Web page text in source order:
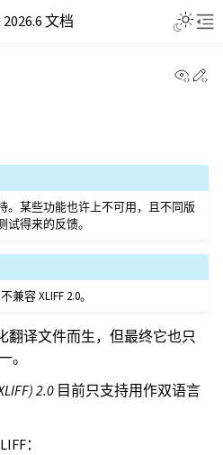
文档
。某些功能也许上不可用，且不同版
得来的反馈。
容 XLIFF 2.0。
翻译文件而生，但最终它也只
。
2.0 目前只支持用作双语言
：